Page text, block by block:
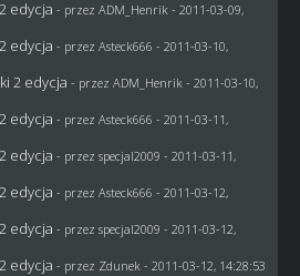
edycja - przez ADM_Henrik - 2011-03-09,
edycja - przez Asteck666 - 2011-03-10,
2 edycja - przez ADM_Henrik - 2011-03-10,
edycja - przez Asteck666 - 2011-03-11,
edycja - przez specjal2009 - 2011-03-11,
edycja - przez Asteck666 - 2011-03-12,
edycja - przez specjal2009 - 2011-03-12,
edycja - przez Zdunek - 2011-03-12, 14:28:53